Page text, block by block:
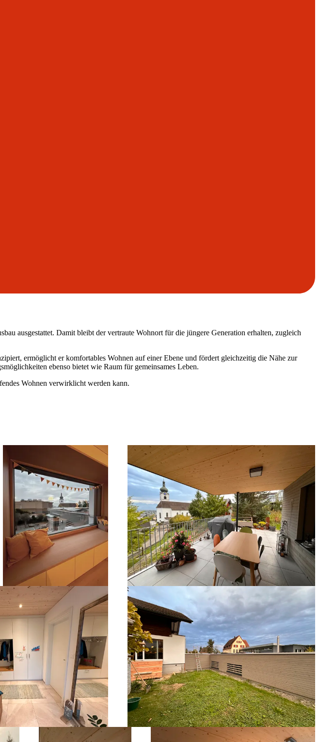
ausgestattet. Damit bleibt der vertraute Wohnort für die jüngere Generation erhalten, zugleich
ermöglicht er komfortables Wohnen auf einer Ebene und fördert gleichzeitig die Nähe zur
ebenso bietet wie Raum für gemeinsames Leben.
Wohnen verwirklicht werden kann.